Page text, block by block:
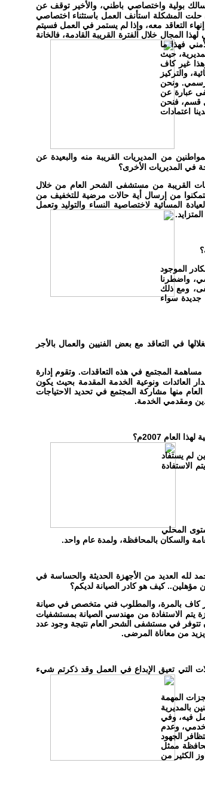
بولية واختصاصي باطني، والأخير توقف عن
حلت المشكلة استأنف العمل باستثناء اختصاصي
التعاقد معه، وإذا لم يستمر في العمل فسيتم
المجال خلال الفترة القريبة القادمة، فالخانة
فهذا ما
حيث
غير كاف
والتركيز
ونحن
عبارة عن
قسم، فنحن
لدينا اعتمادات
من المديريات القريبة منه والبعيدة عن
في المديريات الأخرى؟
القريبة من مستشفى الشحر العام من خلال
من إرسال أية حالات مرضية للتخفيف من
المسائية لاختصاصية النساء والتوليد وتعمل
الموجود
واضطرنا
ومع ذلك
جديدة سواء
في التعاقد مع بعض الفنيين والعمال بالأجر
المجتمع في هذه التعاقدات. وتقوم إدارة
العائدات ونوعية الخدمة المقدمة بحيث يكون
منها مشاركة المجتمع في تحديد الاحتياجات
ومقدمي الخدمة.
2007م؟
لم يستفاد
الاستفادة
المحلي
والسكان بالمحافظة، ولمدة عام واحد.
لله العديد من الأجهزة الحديثة والحساسة في
كيف هو كادر الصيانة لديكم؟
غير كاف بالمرة، والمطلوب فني متخصص في صيانة
يتم الاستفادة من مهندسي الصيانة بمستشفيات
تتوفر في مستشفى الشحر العام نتيجة وجود عدد
من معاناة المرضى.
التي تعيق الإبداع في العمل وقد ذكرتم شيء
المهمة
بالمديرية
فيه، وفي
وعدم
الجهود
ممثل
الكثير من